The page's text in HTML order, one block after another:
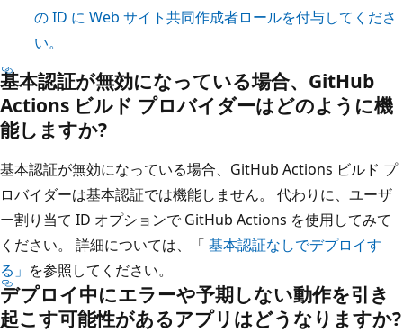
の ID に Web サイト共同作成者ロールを付与してくださ
い。
基本認証が無効になっている場合、GitHub
Actions ビルド プロバイダーはどのように機
能しますか?
基本認証が無効になっている場合、GitHub Actions ビルド プ
ロバイダーは基本認証では機能しません。 代わりに、ユーザ
ー割り当て ID オプションで GitHub Actions を使用してみて
ください。 詳細については、「 基本認証なしでデプロイす
る」 を参照してください。
デプロイ中にエラーや予期しない動作を引き
起こす可能性があるアプリはどうなりますか?